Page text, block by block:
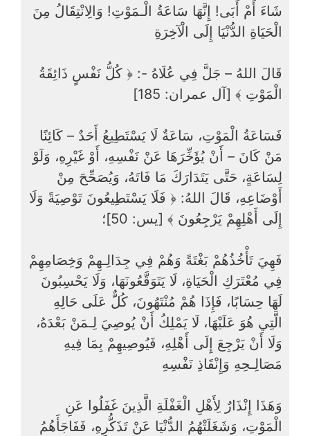
شَاءَ أَمْ أَبَى! إِنَّهَا سَاعَةُ الْـمَوْتِ! وَالِانْتِقَالُ مِنَ
الْحَيَاةِ الدُّنْيَا إِلَى الْآخِرَةِ
قَالَ اللهُ – جَلَّ فِي عُلَاهُ -: ﴿ كُلُّ نَفْسٍ ذَائِقَةُ
الْمَوْتِ ﴾ [آل عمران: 185]
فَسَاعَةُ الْمَوْتِ، سَاعَةٌ لَا يَسْتَطِيعُ أَحَدٌ – كَائِنًا
مَنْ كَانَ – أَنْ يُؤَخِّرَهَا عَنْ نَفْسِهِ، أَوْ غَيْرِهِ، وَلَوْ
لِسَاعَةٍ، حَتَّى يَتَدَارَكَ مَا فَاتَهُ، وَيُصَحِّحَ مِنْ
أَوْضَاعِهِ، قَالَ اللهُ: ﴿ فَلَا يَسْتَطِيعُونَ تَوْصِيَةً وَلَا
إِلَى أَهْلِهِمْ يَرْجِعُونَ ﴾ [يس: 50]؛
فَهِيَ تَأْخُذُهُمْ بَغْتَةً وَهُمْ فِي جِدَالِـهِمْ وَخِصَامِهِمْ
فِي مُعْتَرَكِ الْحَيَاةِ، لَا يَتَوَقَّعُونَهَا، وَلَا يَحْسِبُونَ
لَهَا حِسَابًا، فَإِذَا هُمْ مُنْتَهُونَ، كُلٌّ عَلَى حَالِهِ
الَّتِي هُوَ عَلَيْهَا، لَا يَمْلِكُ أَنْ يُوصِيَ لِـمَنْ بَعْدَهُ،
وَلَا أَنْ يَرْجِعَ إِلَى أَهْلِهِ، فَيُوصِيهِمْ بِمَا فِيهِ
مَصَالِـحِهِ وَإِنْقَاذِ نَفْسِهِ
وَهَذَا إِنْذَارٌ لِأَهْلِ الْغَفْلَةِ الَّذِينَ غَفَلُوا عَنِ
الْمَوْتِ، وَشَغَلَتْهُمُ الدُّنْيَا عَنْ تَذَكُّرِهِ، فَفَاجَأَهُمُ